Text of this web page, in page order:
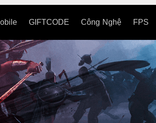
GIFTCODE Công Nghệ FPS